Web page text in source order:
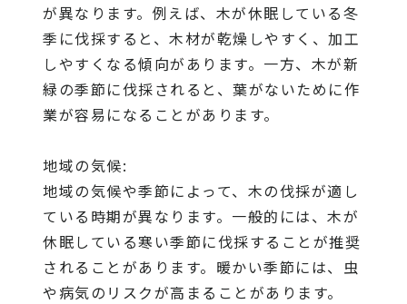
が異なります。例えば、木が休眠している冬
季に伐採すると、木材が乾燥しやすく、加工
しやすくなる傾向があります。一方、木が新
緑の季節に伐採されると、葉がないために作
業が容易になることがあります。
地域の気候:
地域の気候や季節によって、木の伐採が適し
ている時期が異なります。一般的には、木が
休眠している寒い季節に伐採することが推奨
されることがあります。暖かい季節には、虫
や病気のリスクが高まることがあります。